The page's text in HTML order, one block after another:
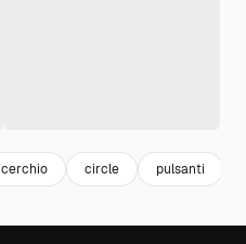
cerchio circle pulsanti